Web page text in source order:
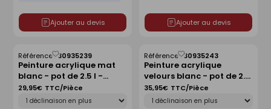
Ajouter au devis Ajouter au devis
Peinture acrylique mat
blanc - pot de 2.5 l -
ARTISIO
Référence :30935239
29,95€ TTC/Pièce
Enregistrer
comme
liste
Peinture acrylique
velours blanc - pot de 2.5
l - ARTISIO
Référence :30935243
35,95€ TTC/Pièce
Enregistrer
comme
liste